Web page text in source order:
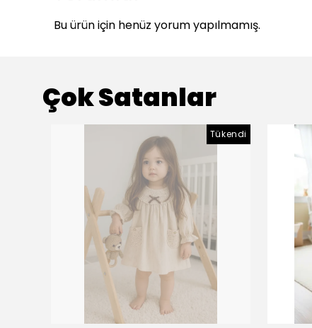
Bu ürün için henüz yorum yapılmamış.
Çok Satanlar
Tükendi